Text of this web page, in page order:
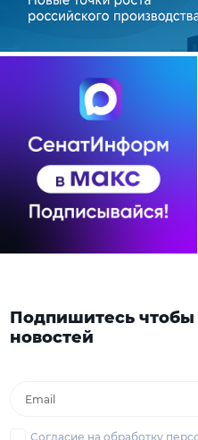
Подпишитесь чтобы
новостей
Согласие на обработку